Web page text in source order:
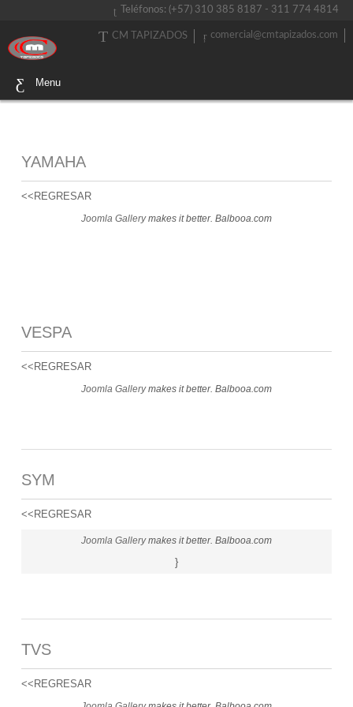
Teléfonos: (+57) 310 385 8187 - 311 774 4814
comercial@cmtapizados.com
CM TAPIZADOS
Menu
YAMAHA
<<REGRESAR
Joomla Gallerymakes it better. Balbooa.com
VESPA
<<REGRESAR
Joomla Gallerymakes it better. Balbooa.com
SYM
<<REGRESAR
Joomla Gallerymakes it better. Balbooa.com
}
TVS
<<REGRESAR